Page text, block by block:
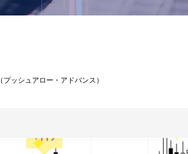
ッシュアロー・アドバンス）